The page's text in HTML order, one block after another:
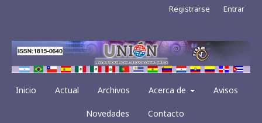
Inicio Actual Archivos Acerca de Avisos
Novedades Contacto
Registrarse Entrar